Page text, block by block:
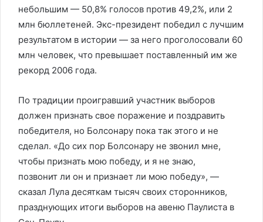
небольшим — 50,8% голосов против 49,2%, или 2
млн бюллетеней. Экс-президент победил с лучшим
результатом в истории — за него проголосовали 60
млн человек, что превышает поставленный им же
рекорд 2006 года.
По традиции проигравший участник выборов
должен признать свое поражение и поздравить
победителя, но Болсонару пока так этого и не
сделал. «До сих пор Болсонару не звонил мне,
чтобы признать мою победу, и я не знаю,
позвонит ли он и признает ли мою победу», —
сказал Лула десяткам тысяч своих сторонников,
празднующих итоги выборов на авеню Паулиста в